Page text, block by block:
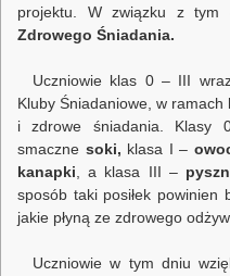
projektu. W związku z tym
Zdrowego Śniadania.
Uczniowie klas 0 – III
Kluby Śniadaniowe, w
i zdrowe śniadania. Klasy
smaczne soki, klasa I –
kanapki , a klasa III –
sposób taki posiłek powinien
jakie płyną ze zdrowego
Uczniowie w tym dniu